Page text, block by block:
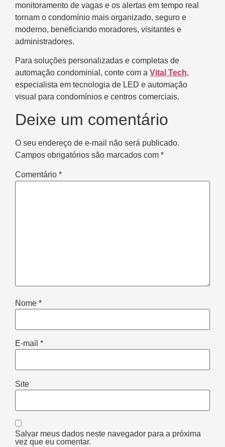
monitoramento de vagas e os alertas em tempo real
tornam o condomínio mais organizado, seguro e
moderno, beneficiando moradores, visitantes e
administradores.
Para soluções personalizadas e completas de
automação condominial, conte com a Vital Tech,
especialista em tecnologia de LED e automação
visual para condomínios e centros comerciais.
Deixe um comentário
O seu endereço de e-mail não será publicado.
Campos obrigatórios são marcados com *
Comentário *
Nome *
E-mail *
Site
Salvar meus dados neste navegador para a próxima
vez que eu comentar.